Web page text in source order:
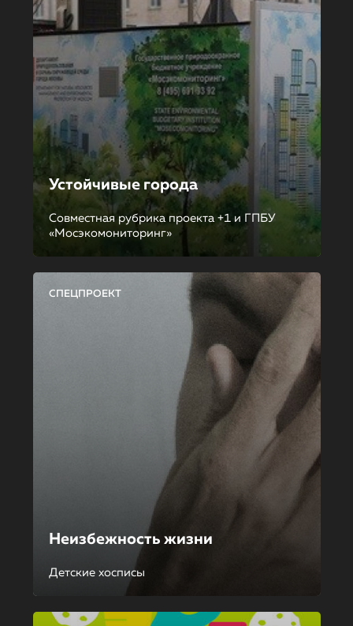
Устойчивые города
Совместная рубрика проекта +1 и ГПБУ
«Мосэкомониторинг»
СПЕЦПРОЕКТ
Неизбежность жизни
Детские хосписы